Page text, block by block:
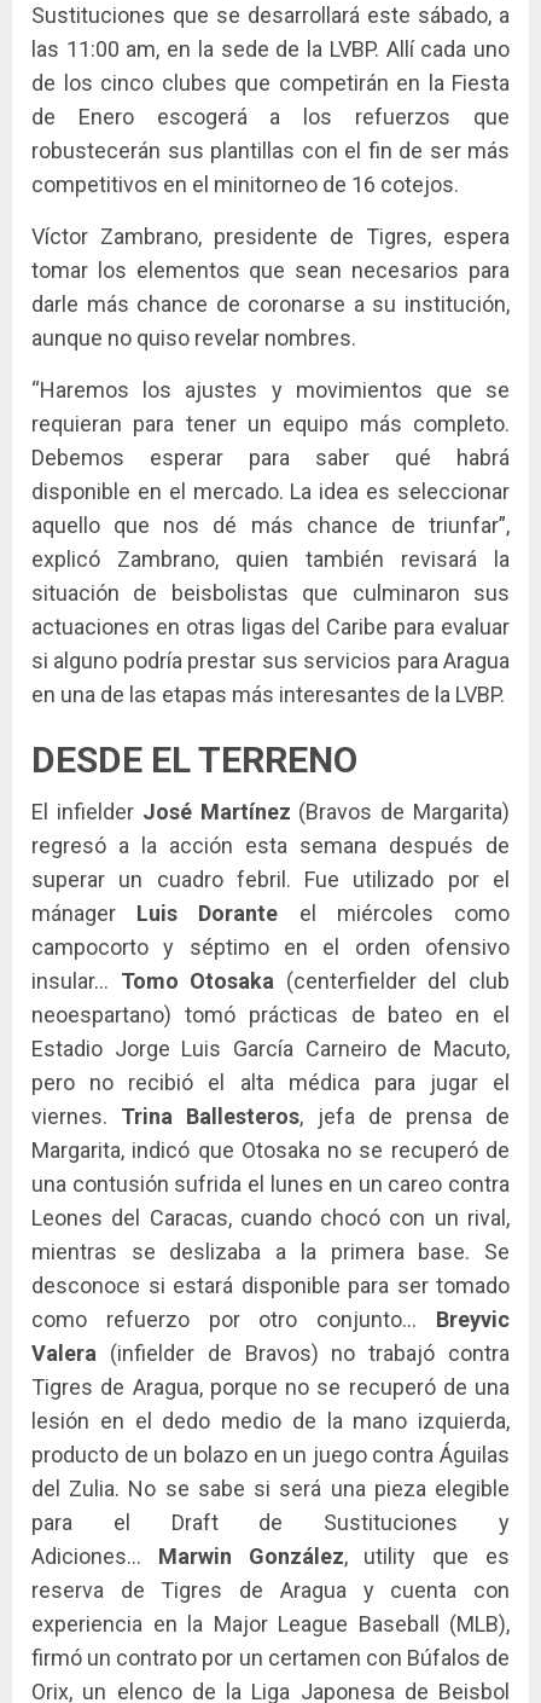
Sustituciones que se desarrollará este sábado, a
las 11:00 am, en la sede de la LVBP. Allí cada uno
de los cinco clubes que competirán en la Fiesta
de Enero escogerá a los refuerzos que
robustecerán sus plantillas con el fin de ser más
competitivos en el minitorneo de 16 cotejos.
Víctor Zambrano, presidente de Tigres, espera
tomar los elementos que sean necesarios para
darle más chance de coronarse a su institución,
aunque no quiso revelar nombres.
“Haremos los ajustes y movimientos que se
requieran para tener un equipo más completo.
Debemos esperar para saber qué habrá
disponible en el mercado. La idea es seleccionar
aquello que nos dé más chance de triunfar”,
explicó Zambrano, quien también revisará la
situación de beisbolistas que culminaron sus
actuaciones en otras ligas del Caribe para evaluar
si alguno podría prestar sus servicios para Aragua
en una de las etapas más interesantes de la LVBP.
DESDE EL TERRENO
El infielder José Martínez (Bravos de Margarita)
regresó a la acción esta semana después de
superar un cuadro febril. Fue utilizado por el
mánager Luis Dorante el miércoles como
campocorto y séptimo en el orden ofensivo
insular… Tomo Otosaka (centerfielder del club
neoespartano) tomó prácticas de bateo en el
Estadio Jorge Luis García Carneiro de Macuto,
pero no recibió el alta médica para jugar el
viernes. Trina Ballesteros, jefa de prensa de
Margarita, indicó que Otosaka no se recuperó de
una contusión sufrida el lunes en un careo contra
Leones del Caracas, cuando chocó con un rival,
mientras se deslizaba a la primera base. Se
desconoce si estará disponible para ser tomado
como refuerzo por otro conjunto… Breyvic
Valera (infielder de Bravos) no trabajó contra
Tigres de Aragua, porque no se recuperó de una
lesión en el dedo medio de la mano izquierda,
producto de un bolazo en un juego contra Águilas
del Zulia. No se sabe si será una pieza elegible
para el Draft de Sustituciones y
Adiciones… Marwin González, utility que es
reserva de Tigres de Aragua y cuenta con
experiencia en la Major League Baseball (MLB),
firmó un contrato por un certamen con Búfalos de
Orix, un elenco de la Liga Japonesa de Beisbol